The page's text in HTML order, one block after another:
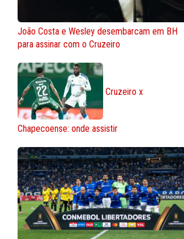
João Costa e Wesley desembarcam em BH
para assinar com o Cruzeiro
Cruzeiro x
Chapecoense: onde assistir